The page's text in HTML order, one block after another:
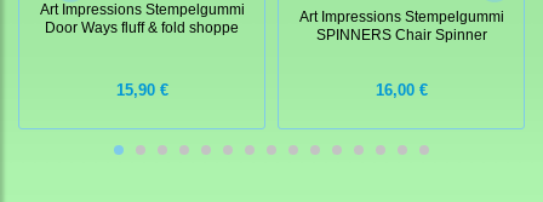
Art Impressions Stempelgummi
Door Ways fluff & fold shoppe
15,90 €
Art Impressions Stempelgummi
SPINNERS Chair Spinner
16,00 €